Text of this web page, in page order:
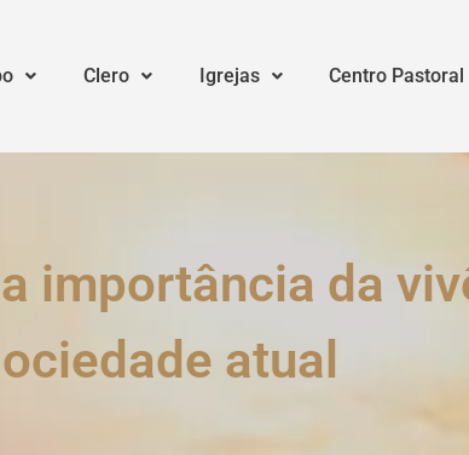
Clero Igrejas Centro Pastoral
importância da
atual